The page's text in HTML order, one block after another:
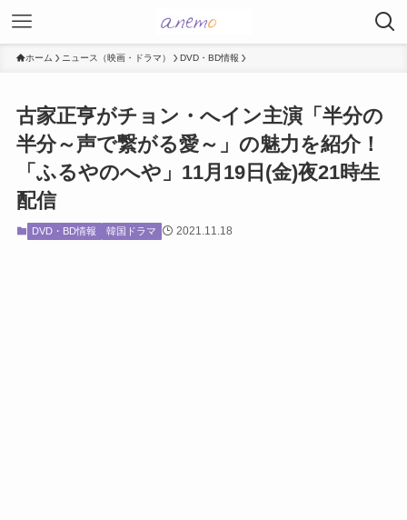
ホーム ニュース（映画・ドラマ） DVD・BD情報
古家正亨がチョン・へイン主演「半分の
半分～声で繋がる愛～」の魅力を紹介！
「ふるやのへや」11月19日(金)夜21時生
配信
DVD・BD情報 韓国ドラマ 2021.11.18